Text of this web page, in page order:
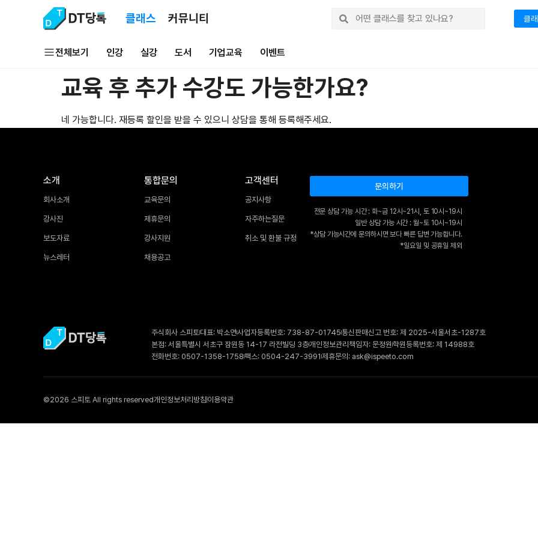
클래스 커뮤니티 클
전체보기 인강 실강 도서 기업교육 이벤트
교육 후 추가 수강도 가능한가요?
네 가능합니다. 재등록 할인을 받을 수 있으니 상담을 통해 등록해주세요.
소개
회사소개
강사진
보도자료
뉴스레터
통합문의
교육문의
제휴문의
강사지원
채용공고
고객센터
공지사항
자주하는질문
취소 및 환불 규정
문의하기
전문 상담 가능 시간 : 화~금 12시~21시, 토 10시~19시
일반 상담 가능 시간 : 월~토 10시~19시
*상담 가능시간에 문의하시면 보다 빠른 답변 가능합니다.
*일요일 및 공휴일 제외
주식회사 스피토대표: 박소연사업자등록번호: 738-87-01745 통신판매신고 번호: 제 2025-서울서초-1287호
본점: 서울특별시 서초구 잠원동 14-17 라전빌딩 3층개인정보관리책임자: 문정원 학원등록번호: 제 14988호
전화번호: 0507-1358-1758팩스: 0504-247-3991 제휴문의: ask@ispeeto.com
©2026 스피토 All rights reserved개인정보처리방침 이용약관